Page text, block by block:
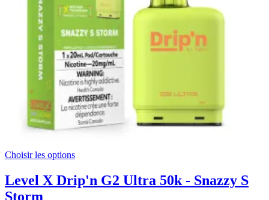
Choisir les options
Level X Drip'n G2 Ultra 50k - Snazzy S
Storm